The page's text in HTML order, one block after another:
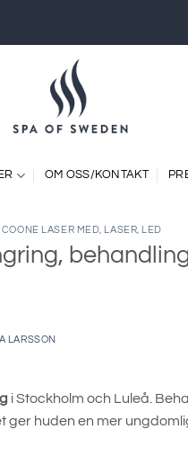
OM OSS/KONTAKT
ICOONE LASER MED LASER LED
LARSSON
i Stockholm och Luleå.
ger huden en mer